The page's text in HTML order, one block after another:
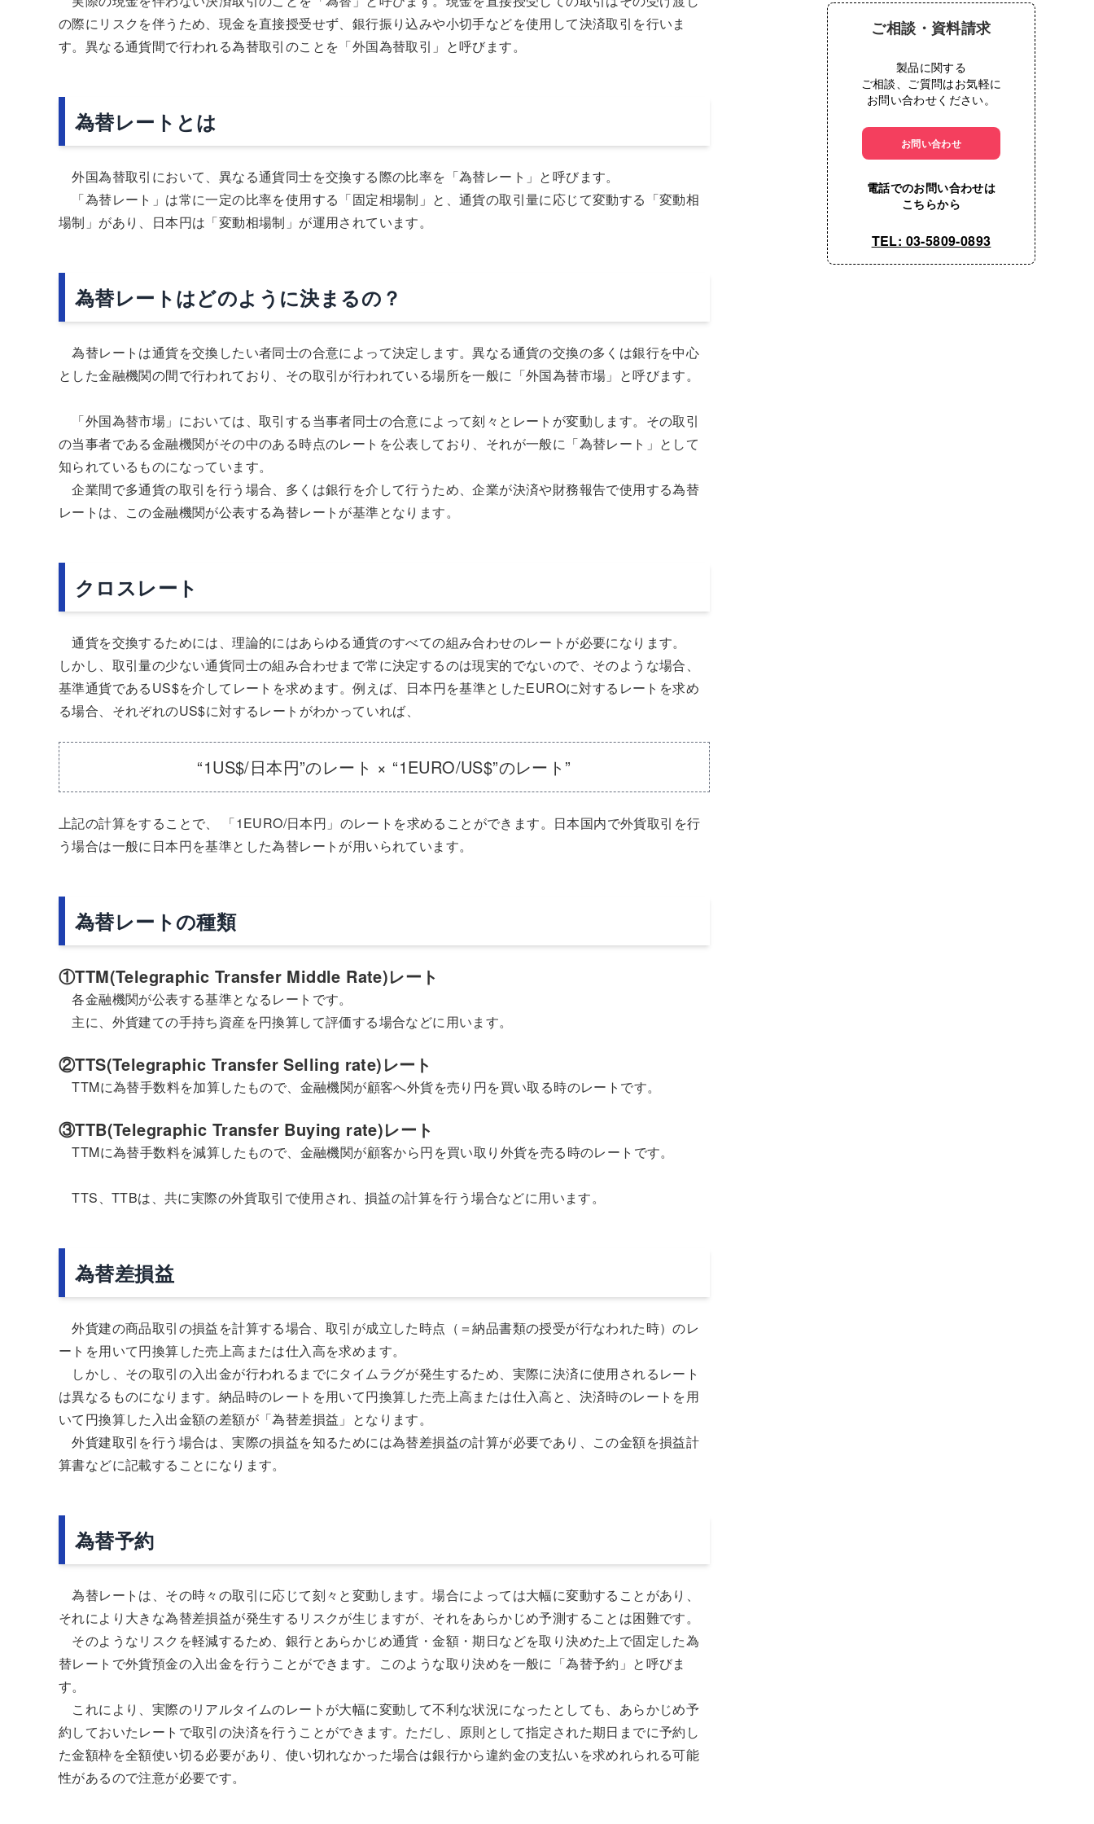
の際にリスクを伴うため、現金を直接授受せず、銀行振り込みや小切手などを使用して決済取引を行いま
す。異なる通貨間で行われる為替取引のことを「外国為替取引」と呼びます。
為替レートとは
外国為替取引において、異なる通貨同士を交換する際の比率を「為替レート」と呼びます。
「為替レート」は常に一定の比率を使用する「固定相場制」と、通貨の取引量に応じて変動する「変動相
場制」があり、日本円は「変動相場制」が運用されています。
為替レートはどのように決まるの？
為替レートは通貨を交換したい者同士の合意によって決定します。異なる通貨の交換の多くは銀行を中心
とした金融機関の間で行われており、その取引が行われている場所を一般に「外国為替市場」と呼びます。
「外国為替市場」においては、取引する当事者同士の合意によって刻々とレートが変動します。その取引
の当事者である金融機関がその中のある時点のレートを公表しており、それが一般に「為替レート」として
知られているものになっています。
企業間で多通貨の取引を行う場合、多くは銀行を介して行うため、企業が決済や財務報告で使用する為替
レートは、この金融機関が公表する為替レートが基準となります。
クロスレート
通貨を交換するためには、理論的にはあらゆる通貨のすべての組み合わせのレートが必要になります。
しかし、取引量の少ない通貨同士の組み合わせまで常に決定するのは現実的でないので、そのような場合、
基準通貨であるUS$を介してレートを求めます。例えば、日本円を基準としたEUROに対するレートを求め
る場合、それぞれのUS$に対するレートがわかっていれば、
“1US$/日本円”のレート × “1EURO/US$”のレート”
上記の計算をすることで、 「1EURO/日本円」のレートを求めることができます。日本国内で外貨取引を行
う場合は一般に日本円を基準とした為替レートが用いられています。
為替レートの種類
①TTM(Telegraphic Transfer Middle Rate)レート
各金融機関が公表する基準となるレートです。
主に、外貨建ての手持ち資産を円換算して評価する場合などに用います。
②TTS(Telegraphic Transfer Selling rate)レート
TTMに為替手数料を加算したもので、金融機関が顧客へ外貨を売り円を買い取る時のレートです。
③TTB(Telegraphic Transfer Buying rate)レート
TTMに為替手数料を減算したもので、金融機関が顧客から円を買い取り外貨を売る時のレートです。
TTS、TTBは、共に実際の外貨取引で使用され、損益の計算を行う場合などに用います。
為替差損益
外貨建の商品取引の損益を計算する場合、取引が成立した時点（＝納品書類の授受が行なわれた時）のレ
ートを用いて円換算した売上高または仕入高を求めます。
しかし、その取引の入出金が行われるまでにタイムラグが発生するため、実際に決済に使用されるレート
は異なるものになります。納品時のレートを用いて円換算した売上高または仕入高と、決済時のレートを用
いて円換算した入出金額の差額が「為替差損益」となります。
外貨建取引を行う場合は、実際の損益を知るためには為替差損益の計算が必要であり、この金額を損益計
算書などに記載することになります。
為替予約
為替レートは、その時々の取引に応じて刻々と変動します。場合によっては大幅に変動することがあり、
それにより大きな為替差損益が発生するリスクが生じますが、それをあらかじめ予測することは困難です。
そのようなリスクを軽減するため、銀行とあらかじめ通貨・金額・期日などを取り決めた上で固定した為
替レートで外貨預金の入出金を行うことができます。このような取り決めを一般に「為替予約」と呼びま
す。
これにより、実際のリアルタイムのレートが大幅に変動して不利な状況になったとしても、あらかじめ予
約しておいたレートで取引の決済を行うことができます。ただし、原則として指定された期日までに予約し
た金額枠を全額使い切る必要があり、使い切れなかった場合は銀行から違約金の支払いを求めれられる可能
性があるので注意が必要です。
ご相談・資料請求
製品に関する
ご相談、ご質問はお気軽に
お問い合わせください。
お問い合わせ
電話でのお問い合わせは
こちらから
TEL: 03-5809-0893